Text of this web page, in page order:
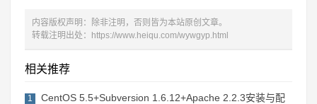
内容版权声明：除非注明，否则皆为本站原创文章。
转载注明出处：
https://www.heiqu.com/wywgyp.html
相关推荐
1 CentOS 5.5+Subversion 1.6.12+Apache 2.2.3安装与配